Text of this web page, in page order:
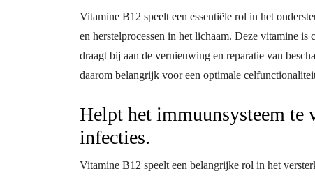
Vitamine B12 speelt een essentiële rol in het
en herstelprocessen in het lichaam. Deze vitamine
draagt bij aan de vernieuwing en reparatie van
daarom belangrijk voor een optimale
Helpt het immuunsysteem te
infecties.
Vitamine B12 speelt een belangrijke rol in het